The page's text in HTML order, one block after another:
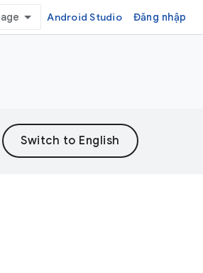
Android Studio Đăng nhập